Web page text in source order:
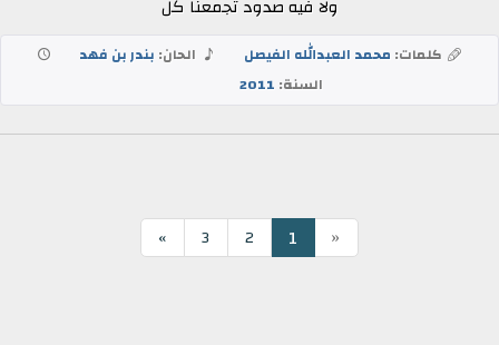
ولا فيه صدود تجمعنا كل
كلمات: محمد العبدالله الفيصل الحان: بندر بن فهد
السنة: 2011
«
1
2
3
»